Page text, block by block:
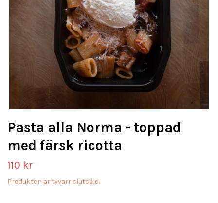
Pasta alla Norma - toppad
med färsk ricotta
110 kr
Produkten är tyvärr slutsåld.